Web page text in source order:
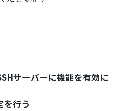
サーバーに機能を有効に
を行う